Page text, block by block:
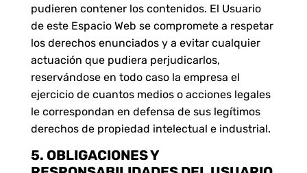
pudieren contener los contenidos. El Usuario
de este Espacio Web se compromete a respetar
los derechos enunciados y a evitar cualquier
actuación que pudiera perjudicarlos,
reservándose en todo caso la empresa el
ejercicio de cuantos medios o acciones legales
le correspondan en defensa de sus legítimos
derechos de propiedad intelectual e industrial.
5. OBLIGACIONES Y